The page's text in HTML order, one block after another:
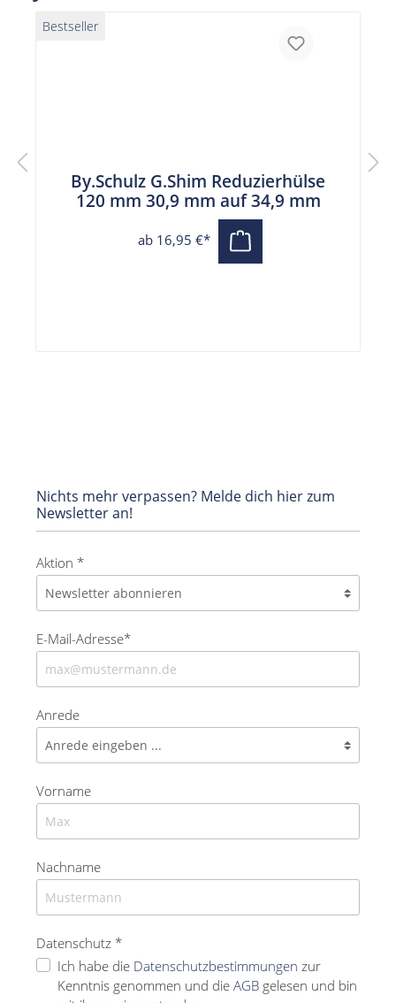
Bestseller
By.Schulz G.Shim Reduzierhülse
120 mm 30,9 mm auf 34,9 mm
ab 16,95 €*
Nichts mehr verpassen? Melde dich hier zum
Newsletter an!
Aktion *
E-Mail-Adresse*
Anrede
Vorname
Nachname
Datenschutz *
Ich habe die Datenschutzbestimmungen zur
Kenntnis genommen und die AGB gelesen und bin